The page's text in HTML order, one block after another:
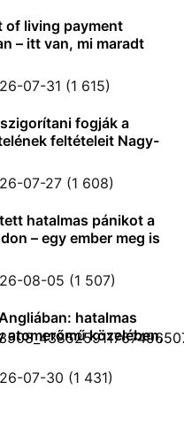
of living payment
– itt van, mi maradt
07-31 (1 615)
fogják a
feltételeit Nagy-
07-27 (1 608)
hatalmas pánikot a
– egy ember meg is
08-05 (1 507)
hatalmas
közelében,
07-30 (1 431)